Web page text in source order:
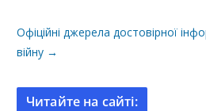
Офіційні джерела достовірної
війну →
Читайте на сайті: